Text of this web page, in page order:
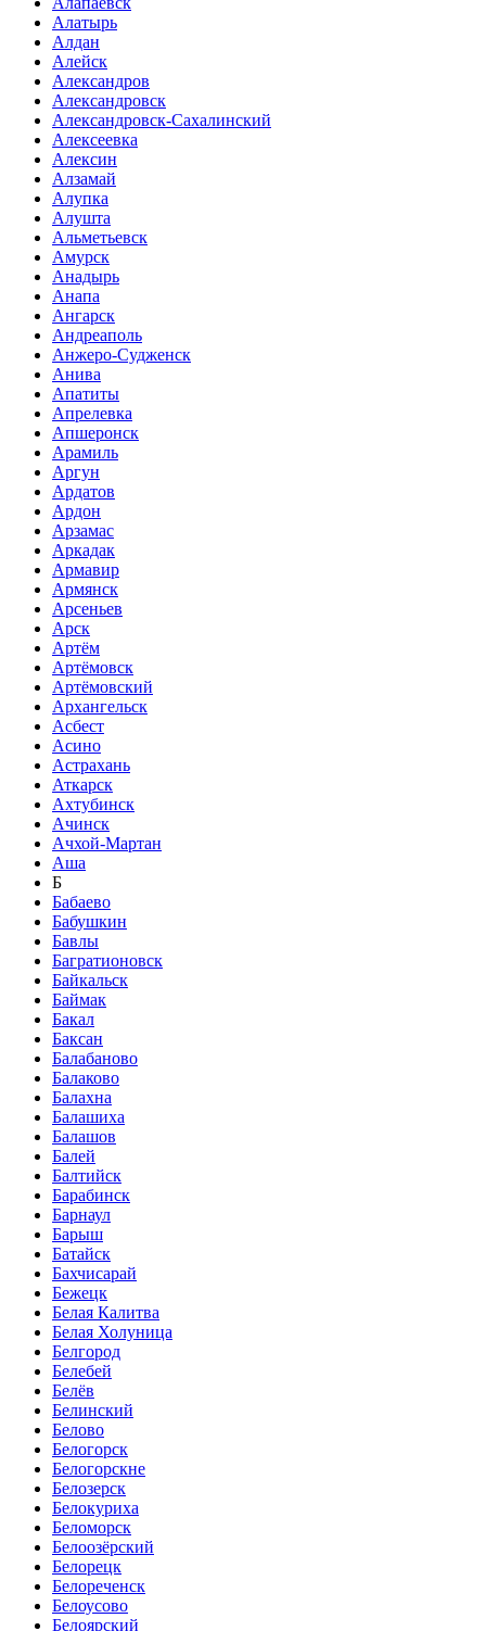
Алатырь
Алдан
Алейск
Александров
Александровск
Александровск-Сахалинский
Алексеевка
Алексин
Алзамай
Алупка
Алушта
Альметьевск
Амурск
Анадырь
Анапа
Ангарск
Андреаполь
Анжеро-Судженск
Анива
Апатиты
Апрелевка
Апшеронск
Арамиль
Аргун
Ардатов
Ардон
Арзамас
Аркадак
Армавир
Армянск
Арсеньев
Арск
Артём
Артёмовск
Артёмовский
Архангельск
Асбест
Асино
Астрахань
Аткарск
Ахтубинск
Ачинск
Ачхой-Мартан
Аша
Б
Бабаево
Бабушкин
Бавлы
Багратионовск
Байкальск
Баймак
Бакал
Баксан
Балабаново
Балаково
Балахна
Балашиха
Балашов
Балей
Балтийск
Барабинск
Барнаул
Барыш
Батайск
Бахчисарай
Бежецк
Белая Калитва
Белая Холуница
Белгород
Белебей
Белёв
Белинский
Белово
Белогорск
Белогорскне
Белозерск
Белокуриха
Беломорск
Белоозёрский
Белорецк
Белореченск
Белоусово
Белоярский